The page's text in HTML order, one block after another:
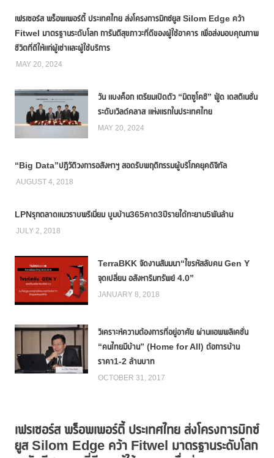
เฟรเซอร์ส พร็อพเพอร์ตี้ ประเทศไทย ส่งโครงการมิกซ์ยูส Silom Edge คว้า
Fitwel มาตรฐานระดับโลก การันตีสุขภาวะที่ดีของผู้ใช้อาคาร เพื่อส่งมอบคุณภาพ
ชีวิตที่ดีให้แก่ผู้เช่าและผู้ใช้บริการ
MAY 20, 2024
วัน แบงค็อก เตรียมเปิดตัว “มิตซูโคชิ” ฟู้ด เดสติเนชั่น
ระดับเวิลด์คลาส แห่งแรกในประเทศไทย
MAY 20, 2024
“Big Data”ปฏิวัติวงการอสังหาฯ สอดรับพฤติกรรมผู้บริโภคยุคดิจิทัล
AUGUST 4, 2018
LPNรุกตลาดแนวราบพรีเมี่ยม บูมบ้าน365คาด3ปีรายได้ทะยาน5พันล้าน
JULY 2, 2018
TerraBKK จัดงานสัมมนา“ไขรหัสลับคน Gen Y
จุดเปลี่ยน อสังหาริมทรัพย์ 4.0”
JANUARY 8, 2018
วิเคราะห์ความต้องการที่อยู่อาศัย ผ่านแอพพลิเคชั่น
“คนไทยมีบ้าน” (Home for All) ต้อการบ้าน
ราคา1-2 ล้านบาท
OCTOBER 31, 2017
เฟรเซอร์ส พร็อพเพอร์ตี้ ประเทศไทย ส่งโครงการมิกซ์
ยูส Silom Edge คว้า Fitwel มาตรฐานระดับโลก